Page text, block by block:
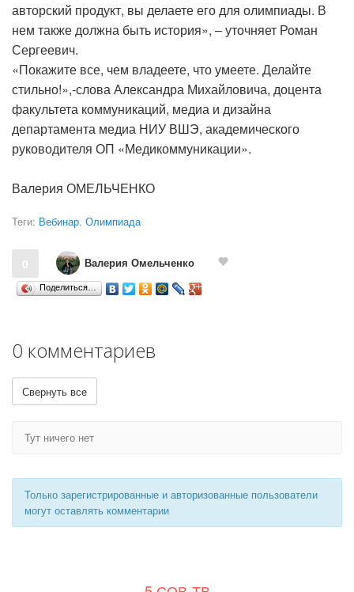
авторский продукт, вы делаете его для олимпиады. В
нем также должна быть история», – уточняет Роман
Сергеевич.
«Покажите все, чем владеете, что умеете. Делайте
стильно!»,-слова Александра Михайловича, доцента
факультета коммуникаций, медиа и дизайна
департамента медиа НИУ ВШЭ, академического
руководителя ОП «Медикоммуникации».
Валерия ОМЕЛЬЧЕНКО
Теги: Вебинар, Олимпиада
0 Валерия Омельченко
Поделиться…
0 комментариев
Свернуть все
Тут ничего нет
Только зарегистрированные и авторизованные пользователи
могут оставлять комментарии